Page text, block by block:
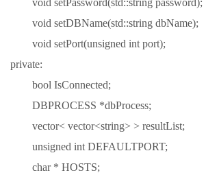
void setDBName(std::string dbName);
void setPort(unsigned int port);
private:
bool IsConnected;
DBPROCESS *dbProcess;
vector< vector<string> > resultList;
unsigned int DEFAULTPORT;
char * HOSTS;